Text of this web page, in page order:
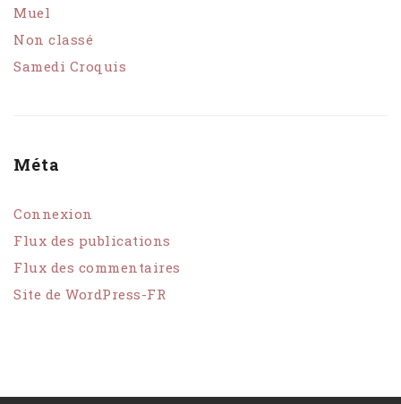
Muel
Non classé
Samedi Croquis
Méta
Connexion
Flux des publications
Flux des commentaires
Site de WordPress-FR